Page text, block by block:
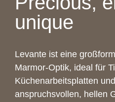
unique
Levante ist eine
Marmor-Optik, ideal für
Küchenarbeitsplatten
anspruchsvollen, hellen